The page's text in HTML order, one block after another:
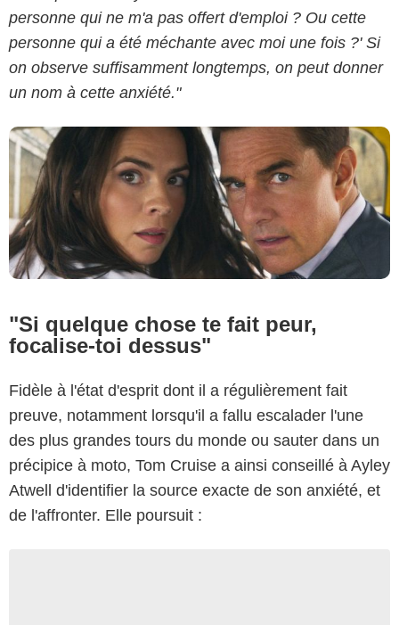
personne qui ne m'a pas offert d'emploi ? Ou cette
personne qui a été méchante avec moi une fois ?' Si
on observe suffisamment longtemps, on peut donner
un nom à cette anxiété."
"Si quelque chose te fait peur,
focalise-toi dessus"
Fidèle à l'état d'esprit dont il a régulièrement fait
preuve, notamment lorsqu'il a fallu escalader l'une
des plus grandes tours du monde ou sauter dans un
précipice à moto, Tom Cruise a ainsi conseillé à Ayley
Atwell d'identifier la source exacte de son anxiété, et
de l'affronter. Elle poursuit :